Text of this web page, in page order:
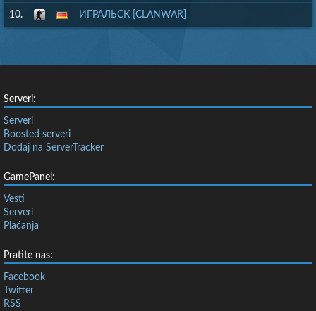
10. ИГРАЛЬСК [CLANWAR]
Serveri:
Serveri
Boosted serveri
Dodaj na ServerTracker
GamePanel:
Vesti
Serveri
Plaćanja
Pratite nas:
Facebook
Twitter
RSS